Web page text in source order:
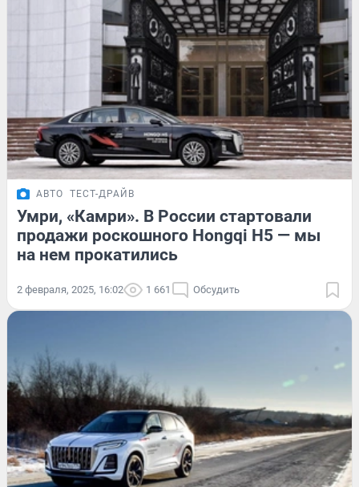
АВТО ТЕСТ-ДРАЙВ
Умри, «Камри». В России стартовали
продажи роскошного Hongqi H5 — мы
на нем прокатились
2 февраля, 2025, 16:02 1 661 Обсудить